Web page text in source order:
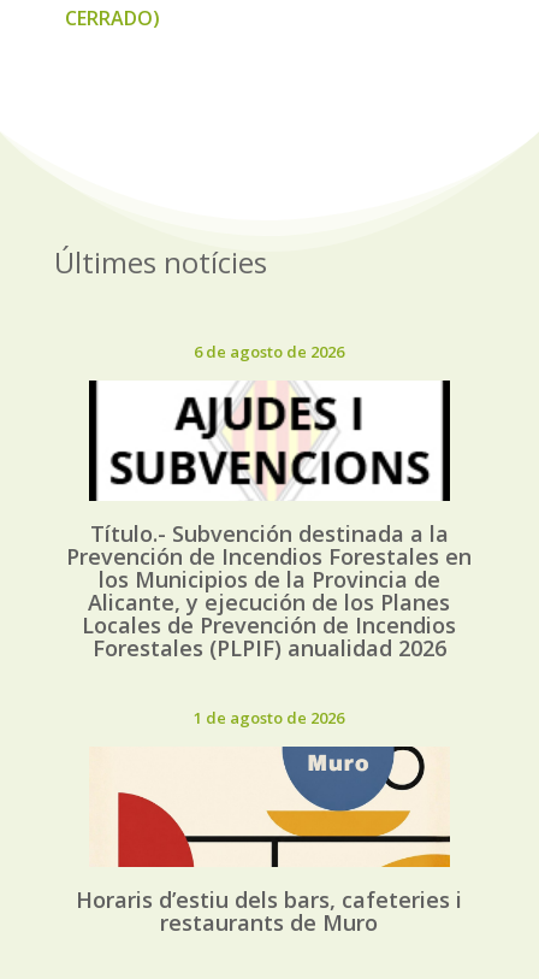
CERRADO)
Últimes notícies
6 de agosto de 2026
Título.- Subvención destinada a la
Prevención de Incendios Forestales en
los Municipios de la Provincia de
Alicante, y ejecución de los Planes
Locales de Prevención de Incendios
Forestales (PLPIF) anualidad 2026
1 de agosto de 2026
Horaris d’estiu dels bars, cafeteries i
restaurants de Muro